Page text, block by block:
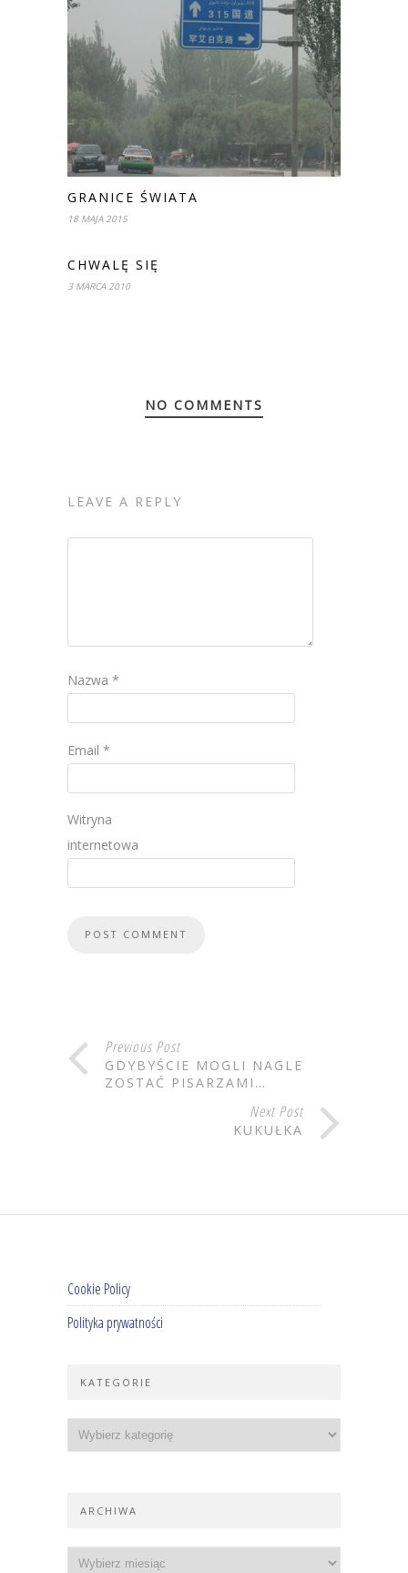
GRANICE ŚWIATA
18 MAJA 2015
CHWALĘ SIĘ
3 MARCA 2010
NO COMMENTS
LEAVE A REPLY
Nazwa *
Email *
Witryna
internetowa
Previous Post
GDYBYŚCIE MOGLI NAGLE
ZOSTAĆ PISARZAMI…
Next Post
KUKUŁKA
Cookie Policy
Polityka prywatności
KATEGORIE
ARCHIWA